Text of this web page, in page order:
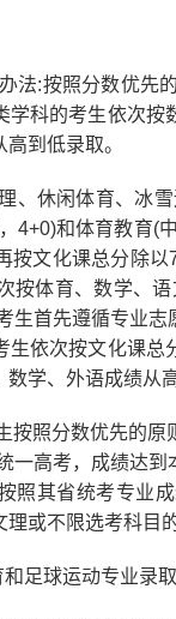
:按照分数优先
科的考生依次
到低录取。
休闲体育、冰雪
4+0)和体育教育(
按文化课总分除
按体育、数学、
生首先遵循专业
依次按文化课
学、外语成绩从
照分数优先的原
一高考，成绩达
照其省统考专业
或不限选考科
足球运动专业录